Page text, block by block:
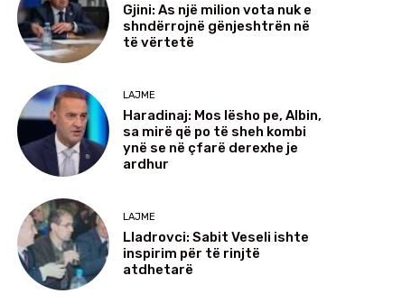
Gjini: As një milion vota nuk e
shndërrojnë gënjeshtrën në
të vërtetë
LAJME
Haradinaj: Mos lësho pe, Albin,
sa mirë që po të sheh kombi
ynë se në çfarë derexhe je
ardhur
LAJME
Lladrovci: Sabit Veseli ishte
inspirim për të rinjtë
atdhetarë